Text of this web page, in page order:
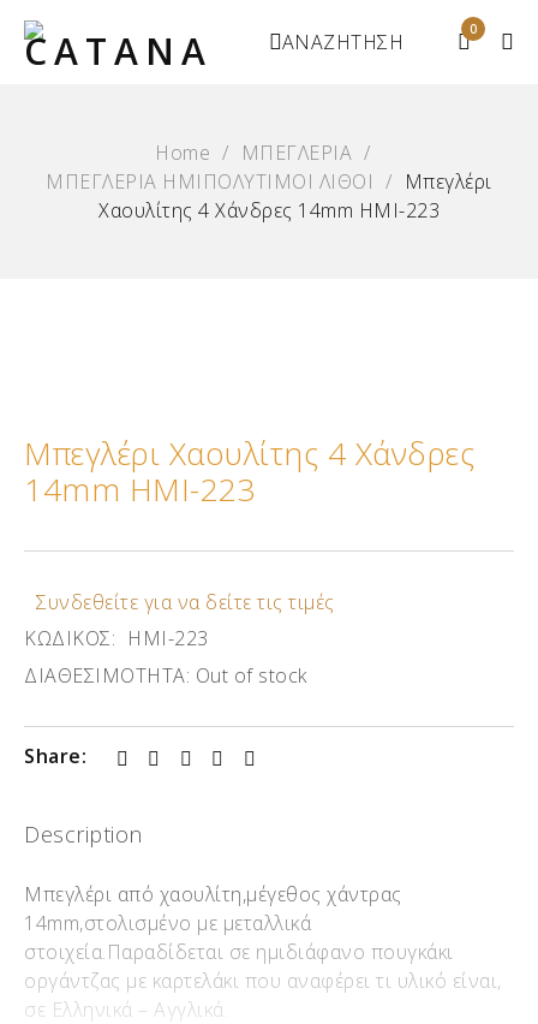
0
ΑΝΑΖΗΤΗΣΗ
Home / ΜΠΕΓΛΕΡΙΑ /
ΜΠΕΓΛΕΡΙΑ ΗΜΙΠΟΛΥΤΙΜΟΙ ΛΙΘΟΙ / Μπεγλέρι
Χαουλίτης 4 Χάνδρες 14mm ΗΜΙ-223
Μπεγλέρι Χαουλίτης 4 Χάνδρες
14mm ΗΜΙ-223
Συνδεθείτε για να δείτε τις τιμές
ΚΩΔΙΚΟΣ: ΗΜΙ-223
ΔΙΑΘΕΣΙΜΟΤΗΤΑ: Out of stock
Share:
Description
Μπεγλέρι από χαουλίτη,μέγεθος χάντρας
14mm,στολισμένο με μεταλλικά
στοιχεία.Παραδίδεται σε ημιδιάφανο πουγκάκι
οργάντζας με καρτελάκι που αναφέρει τι υλικό είναι,
σε Ελληνικά – Αγγλικά.